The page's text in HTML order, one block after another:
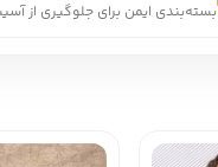
بسته‌بندی ایمن برای جلوگیری از